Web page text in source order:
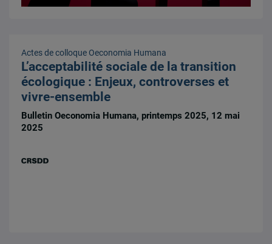
Actes de colloque Oeconomia Humana
L’acceptabilité sociale de la transition
écologique : Enjeux, controverses et
vivre-ensemble
Bulletin Oeconomia Humana, printemps 2025, 12 mai
2025